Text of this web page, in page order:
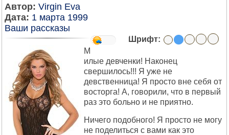
Автор: Virgin Eva
Дата: 1 марта 1999
Ваши рассказы
Шрифт:
М
илые девченки! Наконец
свершилось!!! Я уже не
девственница! Я просто вне себя от
восторга! А, говорили, что в первый
раз это больно и не приятно.
Ничего подобного! Я просто не могу
не поделиться с вами как это